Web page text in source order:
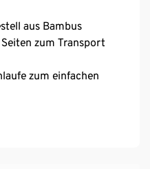
aus Bambus
zum Transport
zum einfachen
Transport zur